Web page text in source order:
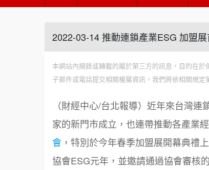
2022-03-14 推動連鎖產業ESG 加盟
本網站內摘錄或轉載的屬於第三方的訊息，目的在
子郵件或電話提交相關權屬資訊，我們將依相關規定
（財經中心/台北報導）近年來台灣
家的新門市成立，也連帶推動各產業
會 ，特別於今年春季加盟展開幕典禮
協會ESG元年，並邀請通過協會審核的